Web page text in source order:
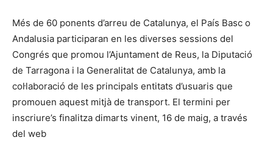
Més de 60 ponents d’arreu de Catalunya, el País Basc o
Andalusia participaran en les diverses sessions del
Congrés que promou l’Ajuntament de Reus, la Diputació
de Tarragona i la Generalitat de Catalunya, amb la
col·laboració de les principals entitats d’usuaris que
promouen aquest mitjà de transport. El termini per
inscriure’s finalitza dimarts vinent, 16 de maig, a través
del web